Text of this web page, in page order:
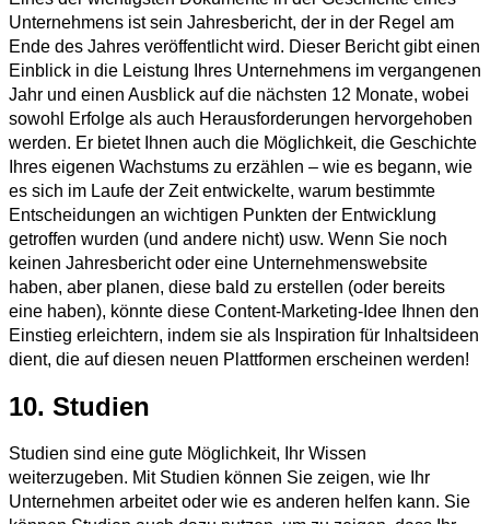
Unternehmens ist sein Jahresbericht, der in der Regel am
Ende des Jahres veröffentlicht wird. Dieser Bericht gibt einen
Einblick in die Leistung Ihres Unternehmens im vergangenen
Jahr und einen Ausblick auf die nächsten 12 Monate, wobei
sowohl Erfolge als auch Herausforderungen hervorgehoben
werden. Er bietet Ihnen auch die Möglichkeit, die Geschichte
Ihres eigenen Wachstums zu erzählen – wie es begann, wie
es sich im Laufe der Zeit entwickelte, warum bestimmte
Entscheidungen an wichtigen Punkten der Entwicklung
getroffen wurden (und andere nicht) usw. Wenn Sie noch
keinen Jahresbericht oder eine Unternehmenswebsite
haben, aber planen, diese bald zu erstellen (oder bereits
eine haben), könnte diese Content-Marketing-Idee Ihnen den
Einstieg erleichtern, indem sie als Inspiration für Inhaltsideen
dient, die auf diesen neuen Plattformen erscheinen werden!
10. Studien
Studien sind eine gute Möglichkeit, Ihr Wissen
weiterzugeben. Mit Studien können Sie zeigen, wie Ihr
Unternehmen arbeitet oder wie es anderen helfen kann. Sie